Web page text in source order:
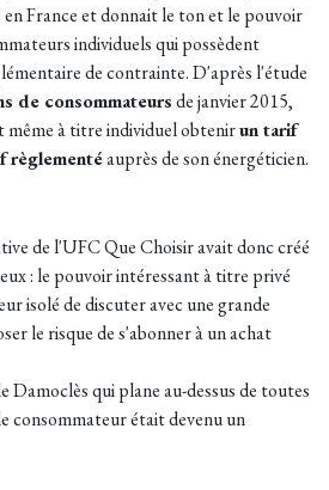
France et donnait le ton et le pouvoir
individuels qui possèdent
de contrainte. D'après l'étude
de consommateursde janvier 2015,
même à titre individuel obtenirun tarif
règlementéauprès de son énergéticien.
de l'UFC Que Choisir avait donc créé
: le pouvoir intéressant à titre privé
isolé de discuter avec une grande
le risque de s'abonner à un achat
Damoclès qui plane au-dessus de toutes
consommateur était devenu un